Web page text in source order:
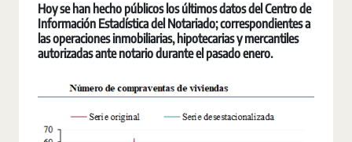
Hoy se han hecho públicos los últimos datos del Centro de
Información Estadística del Notariado; correspondientes a
las operaciones inmobiliarias, hipotecarias y mercantiles
autorizadas ante notario durante el pasado enero.